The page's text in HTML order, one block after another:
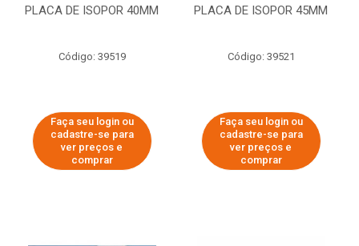
PLACA DE ISOPOR 40MM
Código: 39519
Faça seu login ou
cadastre-se para
ver preços e
comprar
PLACA DE ISOPOR 45MM
Código: 39521
Faça seu login ou
cadastre-se para
ver preços e
comprar